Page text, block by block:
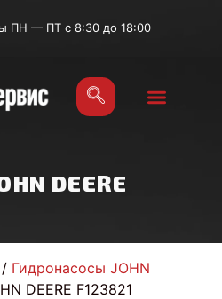
ПН — ПТ с 8:30 до 18:00
DEERE
/ Гидронасосы JOHN
DEERE F123821